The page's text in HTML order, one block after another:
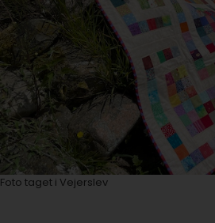
Foto taget i Vejerslev